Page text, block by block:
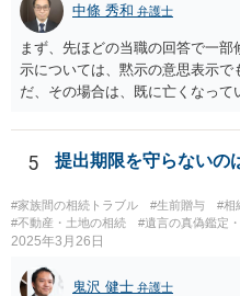
中條 秀和 弁護士
まず、先ほどの当職の回答で一
示については、黙示の意思表示
だ、その場合は、既に亡くなっ
持ち戻し免除の意思表示は書面
う結論は変わりません。 誤解を
た。 文言については、「〇〇に
戻しをすべて免除する」というの
心配ならば、弁護士のところに行
ついて説明した上で、適切な文
しょうか。
5 提出期限を守らないの
#家族間の相続トラブル #生前贈与
#相
#不動産・土地の相続
#遺言の真偽鑑定
2025年3月26日
鬼沢 健士 弁護士